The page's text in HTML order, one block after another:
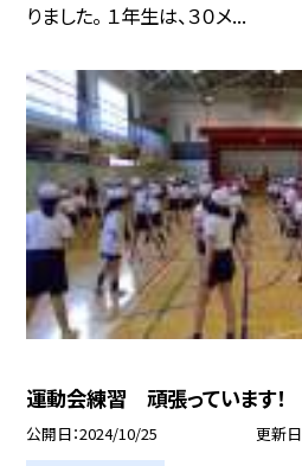
りました。 １年生は、３０メ...
運動会練習 頑張っています！
公開日 2024/10/25 更新日